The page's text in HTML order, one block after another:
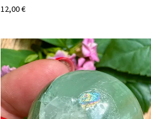
12,00 €